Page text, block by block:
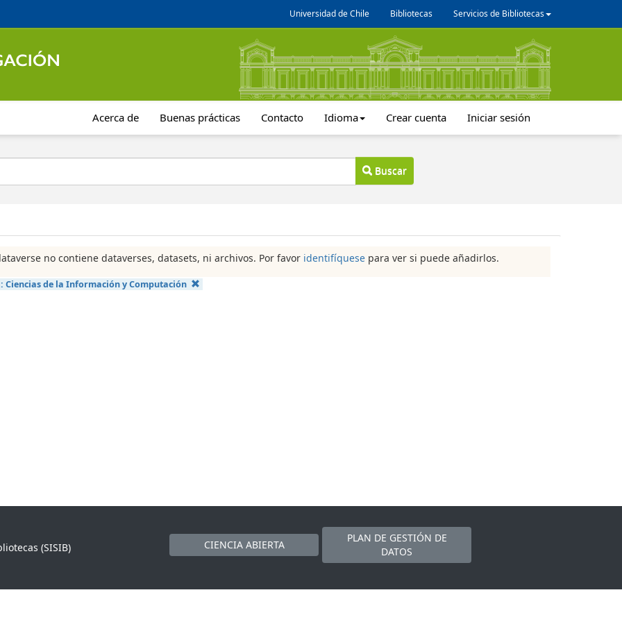
Universidad de Chile Bibliotecas Servicios de Bibliotecas
Acerca de Buenas prácticas Contacto Idioma Crear cuenta Iniciar sesión
Buscar
no contiene dataverses, datasets, ni archivos. Por favor identifíquese para ver si puede añadirlos.
Ciencias de la Información y Computación
(SISIB)
CIENCIA ABIERTA
PLAN DE GESTIÓN DE
DATOS